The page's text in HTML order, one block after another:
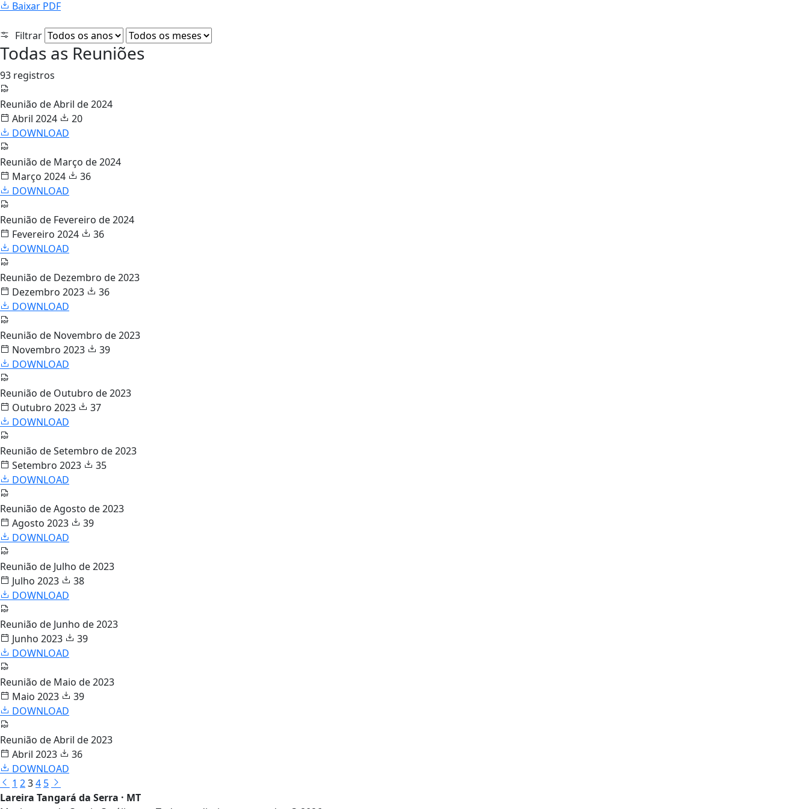
Baixar PDF
Filtrar
Todas as Reuniões
93 registros
Reunião de Abril de 2024
Abril 2024
20
DOWNLOAD
Reunião de Março de 2024
Março 2024
36
DOWNLOAD
Reunião de Fevereiro de 2024
Fevereiro 2024
36
DOWNLOAD
Reunião de Dezembro de 2023
Dezembro 2023
36
DOWNLOAD
Reunião de Novembro de 2023
Novembro 2023
39
DOWNLOAD
Reunião de Outubro de 2023
Outubro 2023
37
DOWNLOAD
Reunião de Setembro de 2023
Setembro 2023
35
DOWNLOAD
Reunião de Agosto de 2023
Agosto 2023
39
DOWNLOAD
Reunião de Julho de 2023
Julho 2023
38
DOWNLOAD
Reunião de Junho de 2023
Junho 2023
39
DOWNLOAD
Reunião de Maio de 2023
Maio 2023
39
DOWNLOAD
Reunião de Abril de 2023
Abril 2023
36
DOWNLOAD
1 234 5
Lareira Tangará da Serra · MT